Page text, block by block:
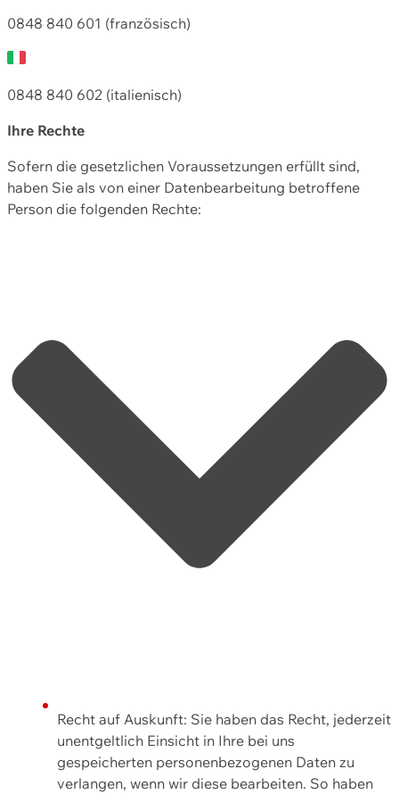
0848 840 601 (französisch)
0848 840 602 (italienisch)
Ihre Rechte
Sofern die gesetzlichen Voraussetzungen erfüllt sind,
haben Sie als von einer Datenbearbeitung betroffene
Person die folgenden Rechte:
Recht auf Auskunft: Sie haben das Recht, jederzeit
unentgeltlich Einsicht in Ihre bei uns
gespeicherten personenbezogenen Daten zu
verlangen, wenn wir diese bearbeiten. So haben